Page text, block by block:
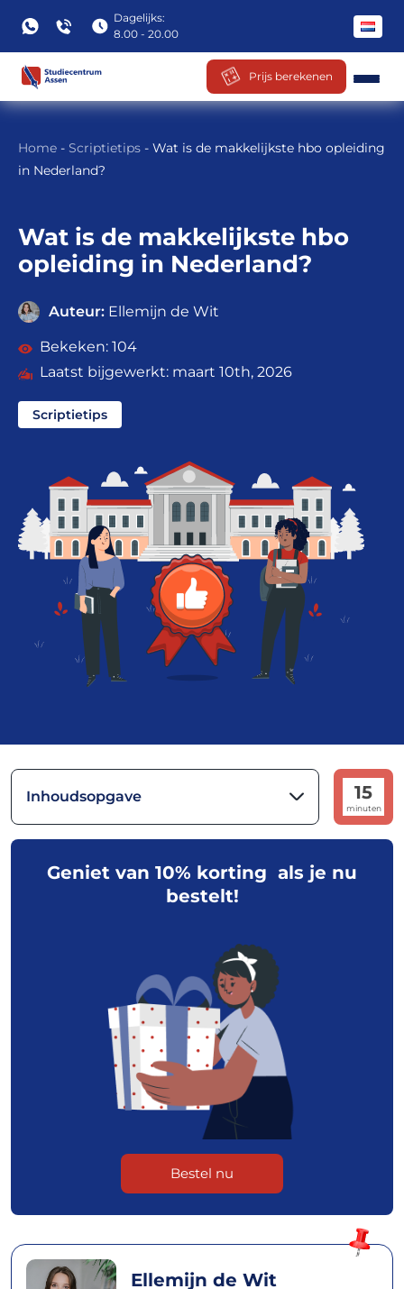
Ga
inhoud
Home - Scriptietips - Wat is de makkelijkste hbo opleiding
in Nederland?
Wat is de makkelijkste hbo
opleiding in Nederland?
Auteur: Ellemijn de Wit
104
maart 10th, 2026
Scriptietips
Dagelijks:
8.00 - 20.00
Prijs berekenen
Ellemijn de Wit
Inhoudsopgave 15
minuten
Geniet van 10% korting als je nu
bestelt!
Bestel nu